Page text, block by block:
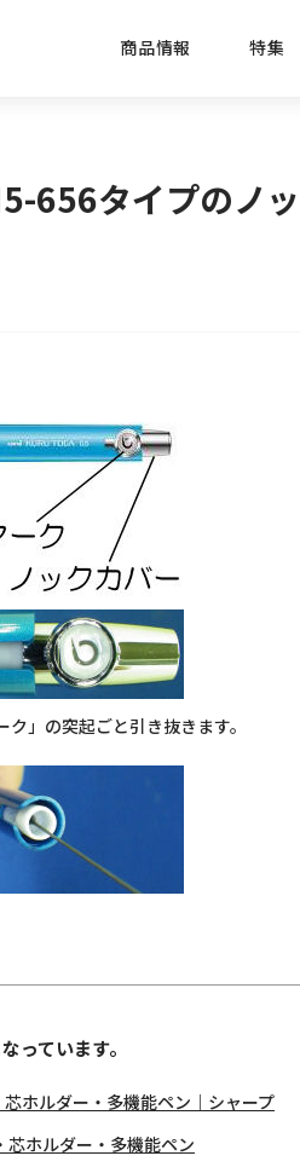
商品情報 特集
656タイプのノ
」の突起ごと引き抜きます。
っています。
ホルダー・多機能ペン｜シャープ
芯ホルダー・多機能ペン